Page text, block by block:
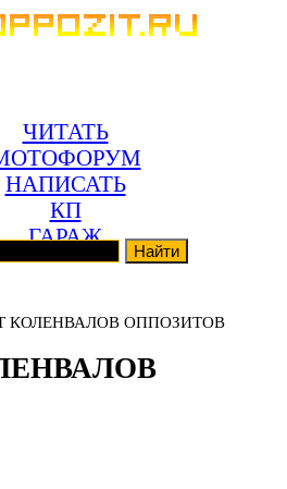
ЧИТАТЬ
НАПИСАТЬ
КП
ГАРАЖ
КОЛЕНВАЛОВ ОППОЗИТОВ